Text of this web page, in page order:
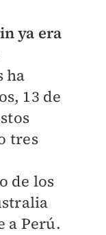
ya era
ha
13 de
tres
de los
a Perú.